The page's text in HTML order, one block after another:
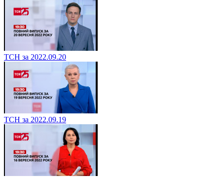
ТСН за 2022.09.20
ТСН за 2022.09.19